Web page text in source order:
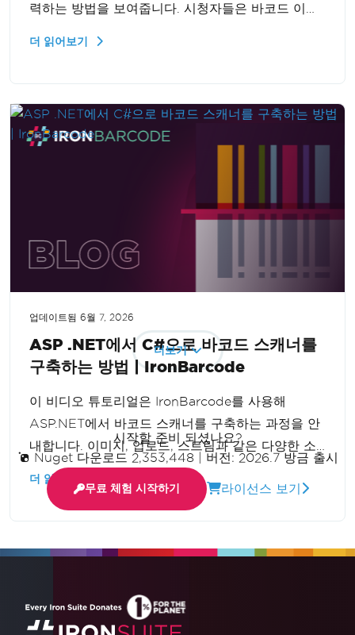
력하는 방법을 보여줍니다. 시청자들은 바코드 이미
더 읽어보기
업데이트됨 6월 7, 2026
ASP .NET에서 C#으로 바코드 스캐너를
구축하는 방법 | IronBarcode
이 비디오 튜토리얼은 IronBarcode를 사용해
ASP.NET에서 바코드 스캐너를 구축하는 과정을 안
내합니다. 이미지, 업로드, 스트림과 같은 다양한 소
스에서 바코드를 읽는 기술을 다루며, 이 유용한 애
플리케이션을 마스터할 수 있도록 단계별 접근을 제
공합니다.
더 읽어보기
더보기
시작할 준비 되셨나요?
Nuget 다운로드 2,353,448| 버전: 2026.7 방금 출시
무료 체험 시작하기 라이선스 보기